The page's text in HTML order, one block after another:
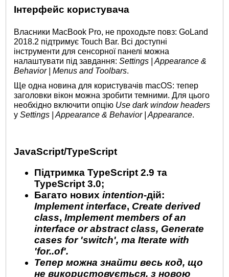
Інтерфейс користувача
Власники MacBook Pro, не проходьте повз: GoLand
2018.2 підтримує Touch Bar. Всі доступні
інструменти для сенсорної панелі можна
налаштувати під завдання:Settings | Appearance &
Behavior | Menus and Toolbars.
Ще одна новина для користувачів macOS: тепер
заголовки вікон можна зробити темними. Для цього
необхідно включити опцію Use dark window headers
уSettings | Appearance & Behavior | Appearance.
JavaScript/TypeScript
Підтримка TypeScript 2.9 та
TypeScript 3.0;
Багато новихintention-дій:
Implement interface, Create derived
class,Implement members of an
interface or abstract class, Generate
cases for 'switch', таIterate with
'for..of'.
Тепер можна знайти весь код, що
не використовується, з новою